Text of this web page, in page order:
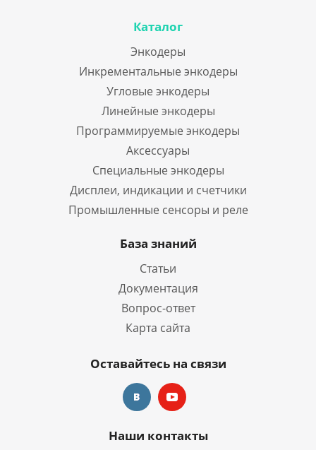
Каталог
Энкодеры
Инкрементальные энкодеры
Угловые энкодеры
Линейные энкодеры
Программируемые энкодеры
Аксессуары
Специальные энкодеры
Дисплеи, индикации и счетчики
Промышленные сенсоры и реле
База знаний
Статьи
Документация
Вопрос-ответ
Карта сайта
Оставайтесь на связи
Наши контакты